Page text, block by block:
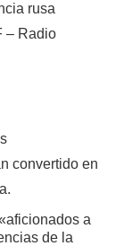
rusa
– Radio
convertido en
a
de la